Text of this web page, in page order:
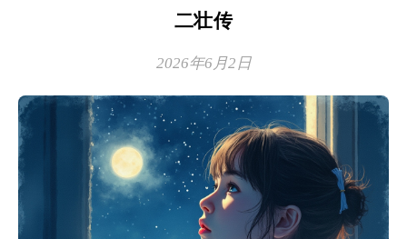
二壮传
2026年6月2日